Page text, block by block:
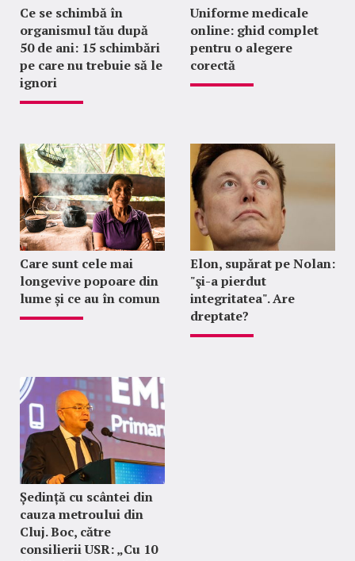
Ce se schimbă în
organismul tău după
50 de ani: 15 schimbări
pe care nu trebuie să le
ignori
Uniforme medicale
online: ghid complet
pentru o alegere
corectă
Care sunt cele mai
longevive popoare din
lume și ce au în comun
Elon, supărat pe Nolan:
"şi-a pierdut
integritatea". Are
dreptate?
Ședință cu scântei din
cauza metroului din
Cluj. Boc, către
consilierii USR: „Cu 10